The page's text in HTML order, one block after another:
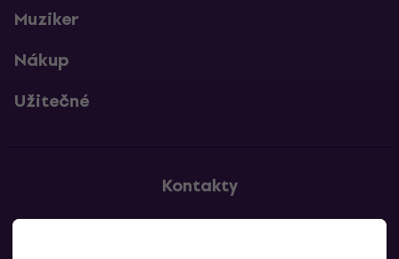
Muziker
Nákup
Užitečné
Kontakty
Kontaktuj nás